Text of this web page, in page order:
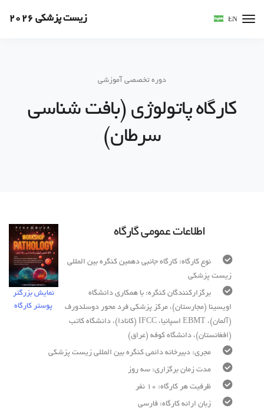
زیست پزشکی 2026 EN
دوره تخصصی آموزشی
کارگاه پاتولوژی (بافت شناسی
سرطان)
نمایش بزرگتر
پوستر کارگاه
اطلاعات عمومی گارگاه
نوع کارگاه: کارگاه جانبی دهمین کنگره بین المللی
زیست پزشکی
برگزارکنندگان کنگره: با همکاری دانشگاه
اویسینا (مجارستان)، مرکز پزشکی فرد محور دوسلدورف
(آلمان)، EBMT اسپانیا، IFCC (کانادا)، دانشگاه کاتب
(افغانستان)، دانشگاه کوفه (عراق)
مجری: دبیرخانه دائمی کنگره بین المللی زیست پزشکی
مدت زمان برگزاری: سه روز
ظرفیت هر کارگاه: 10 نفر
زبان ارائه کارگاه: فارسی